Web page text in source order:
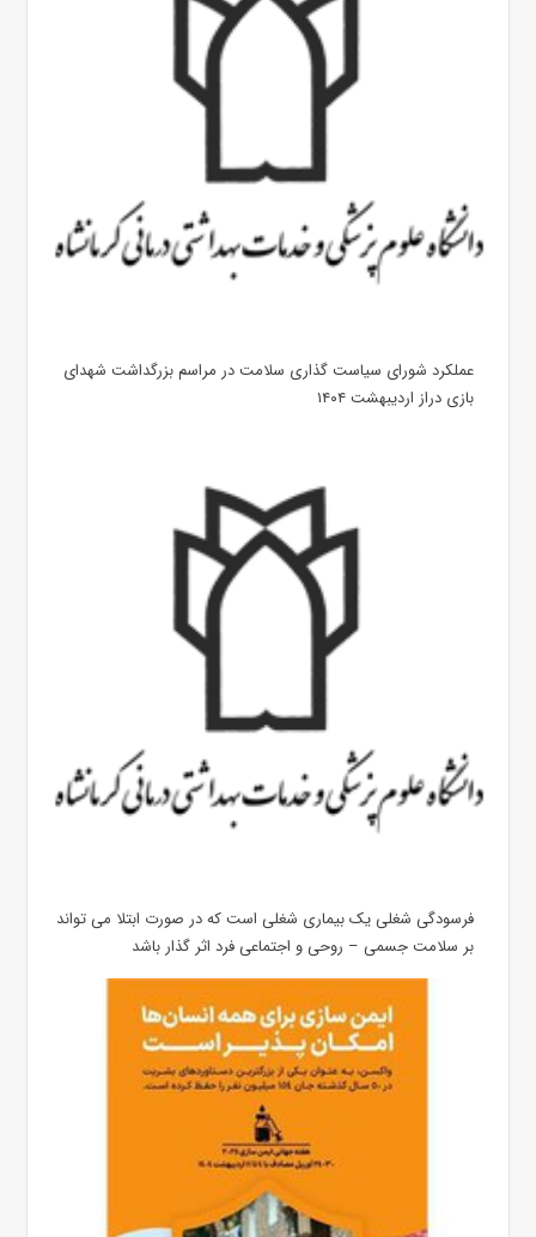
عملکرد شورای سیاست گذاری سلامت در مراسم بزرگداشت شهدای
بازی دراز اردیبهشت ۱۴۰۴
فرسودگی شغلی یک بیماری شغلی است که در صورت ابتلا می تواند
بر سلامت جسمی – روحی و اجتماعی فرد اثر گذار باشد